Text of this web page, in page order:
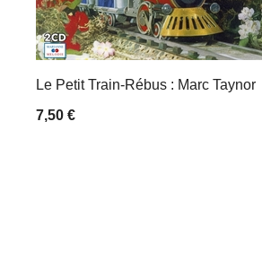
Le Petit Train-Rébus : Marc Taynor
7,50 €